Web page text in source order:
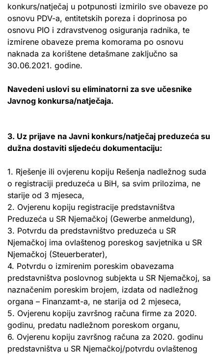
konkurs/natječaj u potpunosti izmirilo sve obaveze po
osnovu PDV-a, entitetskih poreza i doprinosa po
osnovu PIO i zdravstvenog osiguranja radnika, te
izmirene obaveze prema komorama po osnovu
naknada za korištene detašmane zaključno sa
30.06.2021. godine.
Navedeni uslovi su eliminatorni za sve učesnike
Javnog konkursa/natječaja.
3. Uz prijave na Javni konkurs/natječaj preduzeća su
dužna dostaviti sljedeću dokumentaciju:
1. Rješenje ili ovjerenu kopiju Rešenja nadležnog suda
o registraciji preduzeća u BiH, sa svim prilozima, ne
starije od 3 mjeseca,
2. Ovjerenu kopiju registracije predstavništva
Preduzeća u SR Njemačkoj (Gewerbe anmeldung),
3. Potvrdu da predstavništvo preduzeća u SR
Njemačkoj ima ovlaštenog poreskog savjetnika u SR
Njemačkoj (Steuerberater),
4. Potvrdu o izmirenim poreskim obavezama
predstavništva poslovnog subjekta u SR Njemačkoj, sa
naznačenim poreskim brojem, izdata od nadležnog
organa – Finanzamt-a, ne starija od 2 mjeseca,
5. Ovjerenu kopiju završnog računa firme za 2020.
godinu, predatu nadležnom poreskom organu,
6. Ovjerenu kopiju završnog računa za 2020. godinu
predstavništva u SR Njemačkoj/potvrdu ovlaštenog